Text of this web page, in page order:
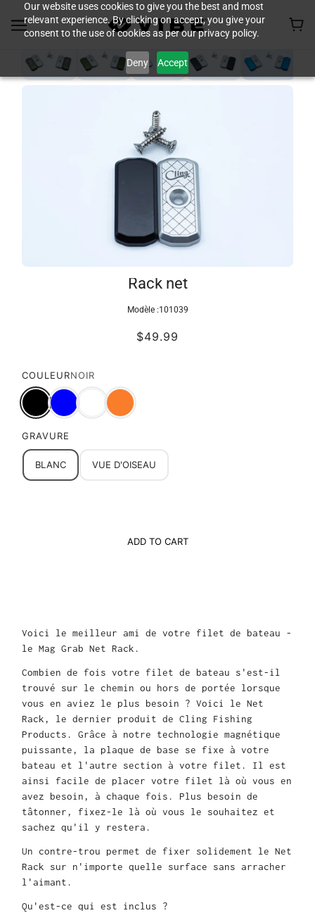
Our website uses cookies to give you the best and most
relevant experience. By clicking on accept, you give your
consent to the use of cookies as per our privacy policy.
Deny Accept
Rack net
Modèle :101039
$49.99
COULEURNOIR
GRAVURE
BLANC VUE D'OISEAU
ADD TO CART
Voici le meilleur ami de votre filet de bateau -
le Mag Grab Net Rack.
Combien de fois votre filet de bateau s'est-il
trouvé sur le chemin ou hors de portée lorsque
vous en aviez le plus besoin ? Voici le Net
Rack, le dernier produit de Cling Fishing
Products. Grâce à notre technologie magnétique
puissante, la plaque de base se fixe à votre
bateau et l'autre section à votre filet. Il est
ainsi facile de placer votre filet là où vous en
avez besoin, à chaque fois. Plus besoin de
tâtonner, fixez-le là où vous le souhaitez et
sachez qu'il y restera.
Un contre-trou permet de fixer solidement le Net
Rack sur n'importe quelle surface sans arracher
l'aimant.
Qu'est-ce qui est inclus ?